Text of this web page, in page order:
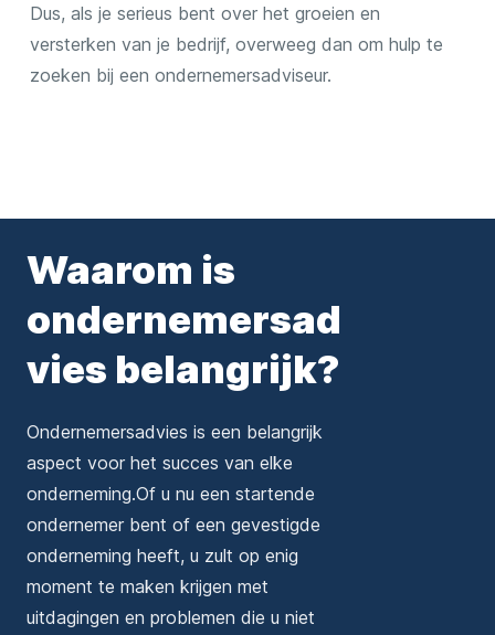
Dus, als je serieus bent over het groeien en
versterken van je bedrijf, overweeg dan om hulp te
zoeken bij een ondernemersadviseur.
Waarom is
ondernemersad
vies belangrijk?
Ondernemersadvies is een belangrijk
aspect voor het succes van elke
onderneming.Of u nu een startende
ondernemer bent of een gevestigde
onderneming heeft, u zult op enig
moment te maken krijgen met
uitdagingen en problemen die u niet